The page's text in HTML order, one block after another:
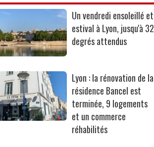
Un vendredi ensoleillé et
estival à Lyon, jusqu'à 32
degrés attendus
Lyon : la rénovation de la
résidence Bancel est
terminée, 9 logements
et un commerce
réhabilités